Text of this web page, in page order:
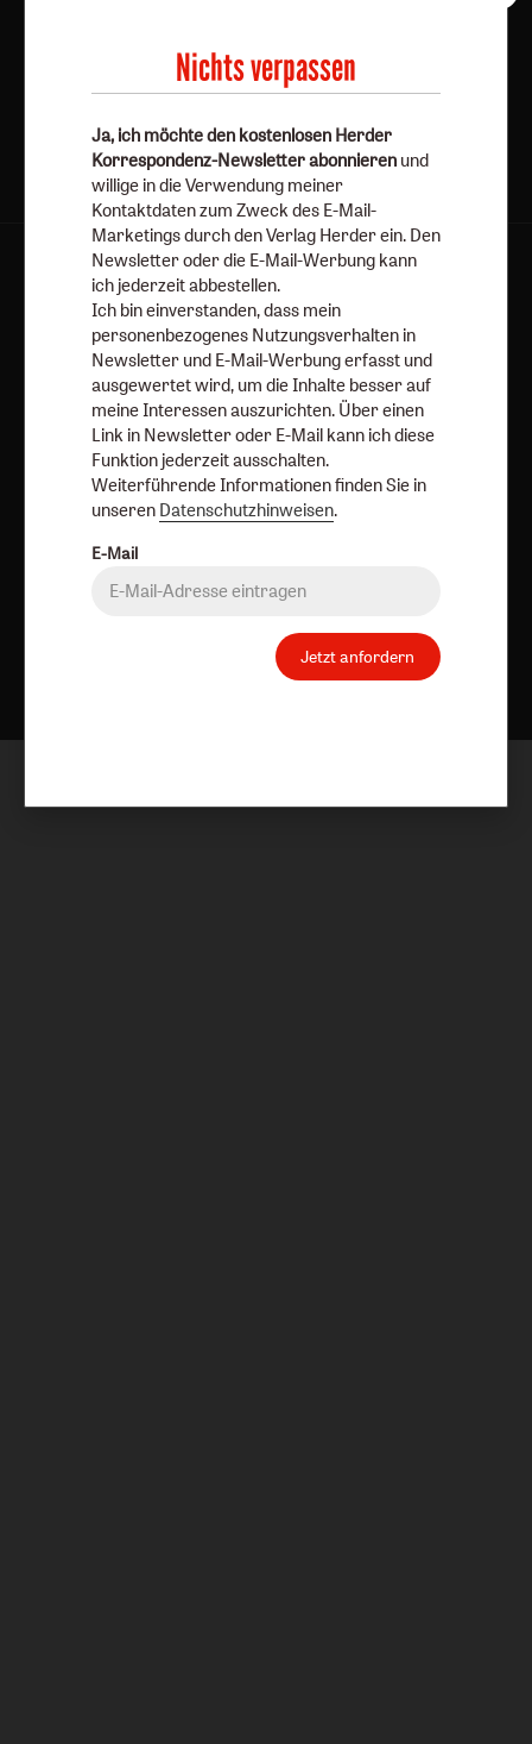
Jetzt anmelden
AGB und Widerrufsbelehrung
Datenschutz
Barrierefreiheit
Impressum
Vertrag widerrufen Abo online kündigen
Nach oben
Nichts verpassen
Ja, ich möchte den kostenlosen Herder
Korrespondenz-Newsletter abonnieren und
willige in die Verwendung meiner
Kontaktdaten zum Zweck des E-Mail-
Marketings durch den Verlag Herder ein. Den
Newsletter oder die E-Mail-Werbung kann
ich jederzeit abbestellen.
Ich bin einverstanden, dass mein
personenbezogenes Nutzungsverhalten in
Newsletter und E-Mail-Werbung erfasst und
ausgewertet wird, um die Inhalte besser auf
meine Interessen auszurichten. Über einen
Link in Newsletter oder E-Mail kann ich diese
Funktion jederzeit ausschalten.
Weiterführende Informationen finden Sie in
unseren Datenschutzhinweisen.
E-Mail
Jetzt anfordern